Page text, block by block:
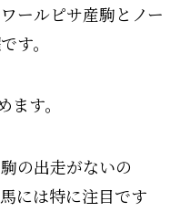
ールピサ産駒とノー
す。
す。
の出走がないの
には特に注目です